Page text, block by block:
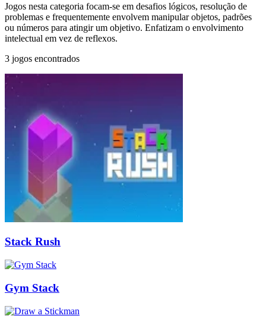
Jogos nesta categoria focam-se em desafios lógicos, resolução de
problemas e frequentemente envolvem manipular objetos, padrões
ou números para atingir um objetivo. Enfatizam o envolvimento
intelectual em vez de reflexos.
3 jogos encontrados
Stack Rush
Gym Stack